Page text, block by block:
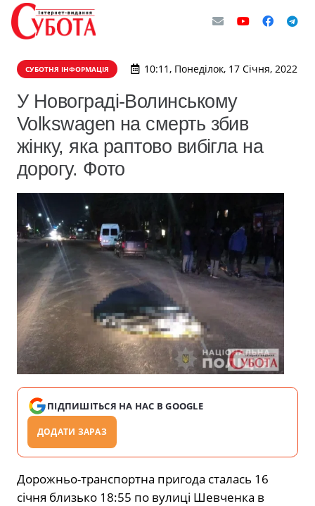
СУБОТНЯ ІНФОРМАЦІЯ 10:11, Понеділок, 17 Січня, 2022
У Новограді-Волинському
Volkswagen на смерть збив
жінку, яка раптово вибігла на
дорогу. Фото
ПІДПИШІТЬСЯ НА НАС В GOOGLE
ДОДАТИ ЗАРАЗ
Дорожньо-транспортна пригода сталась 16
січня близько 18:55 по вулиці Шевченка в